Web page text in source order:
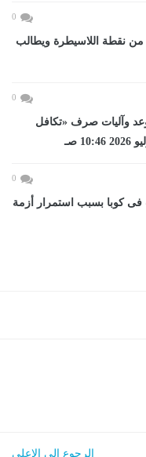
0
نقطة اللاسيطرة ويطالب
0
جنيه.. موعد وآليات صرف «تكافل
0
فى كوبا بسبب استمرار أزمة
الرجوع الى الاعلى